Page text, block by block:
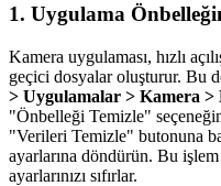
1. Uygulama
Kamera uygulaması, hızlı
geçici dosyalar oluşturur. Bu
> Uygulamalar > Kamera >
"Önbelleği Temizle"
"Verileri Temizle" butonuna
ayarlarına döndürün. Bu işlem
ayarlarınızı sıfırlar.